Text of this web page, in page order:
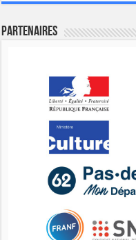
Partenaires